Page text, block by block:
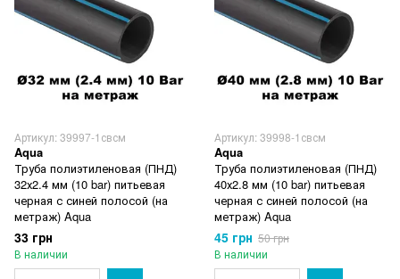
Артикул: 39997-1свсм
Aqua
Труба полиэтиленовая (ПНД)
32х2.4 мм (10 bar) питьевая
черная с синей полосой (на
метраж) Aqua
33 грн
В наличии
Артикул: 39998-1свсм
Aqua
Труба полиэтиленовая (ПНД)
40х2.8 мм (10 bar) питьевая
черная с синей полосой (на
метраж) Aqua
45 грн 50 грн
В наличии